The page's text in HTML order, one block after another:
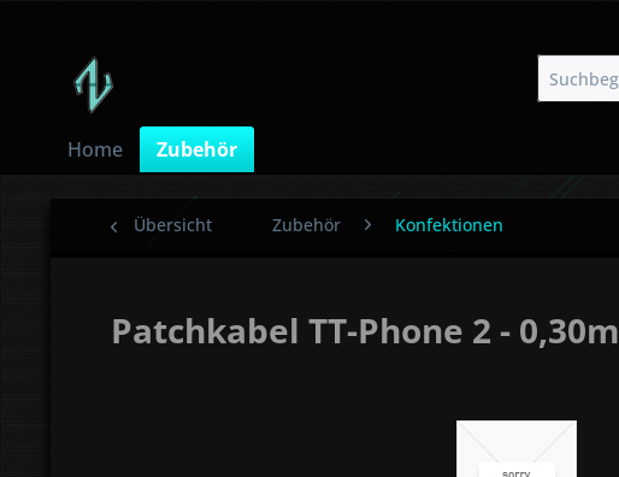
Home Zubehör
Übersicht Zubehör Konfektionen
Patchkabel TT-Phone 2 - 0,30m